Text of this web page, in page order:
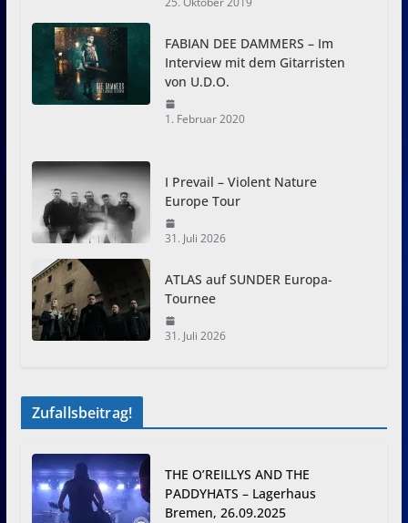
FABIAN DEE DAMMERS – Im
Interview mit dem Gitarristen
von U.D.O.
1. Februar 2020
I Prevail – Violent Nature
Europe Tour
31. Juli 2026
ATLAS auf SUNDER Europa-
Tournee
31. Juli 2026
Zufallsbeitrag!
THE O’REILLYS AND THE
PADDYHATS – Lagerhaus
Bremen, 26.09.2025